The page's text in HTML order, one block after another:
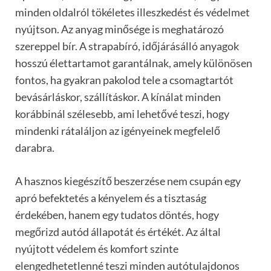
minden oldalról tökéletes illeszkedést és védelmet
nyújtson. Az anyag minősége is meghatározó
szereppel bír. A strapabíró, időjárásálló anyagok
hosszú élettartamot garantálnak, amely különösen
fontos, ha gyakran pakolod tele a csomagtartót
bevásárláskor, szállításkor. A kínálat minden
korábbinál szélesebb, ami lehetővé teszi, hogy
mindenki rátaláljon az igényeinek megfelelő
darabra.
A hasznos kiegészítő beszerzése nem csupán egy
apró befektetés a kényelem és a tisztaság
érdekében, hanem egy tudatos döntés, hogy
megőrizd autód állapotát és értékét. Az által
nyújtott védelem és komfort szinte
elengedhetetlenné teszi minden autótulajdonos